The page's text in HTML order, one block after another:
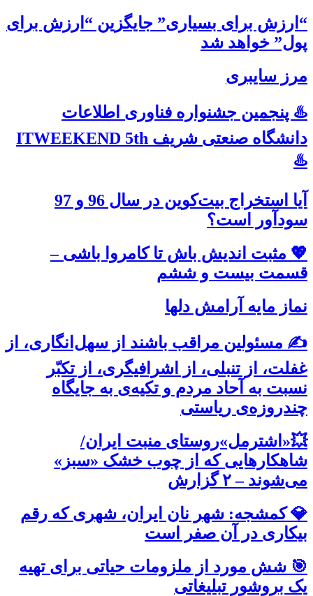
“ارزش برای بسیاری” جایگزین “ارزش برای
پول” خواهد شد
مرز سایبری
♨️ پنجمین جشنواره فناوری اطلاعات
دانشگاه صنعتی شریف ITWEEKEND 5th
♨️
آیا استخراج بیت‌کوین در سال 96 و 97
سودآور است؟
💖 مثبت اندیش باش تا کامروا باشی –
قسمت بیست و ششم
نماز مایه آرامش دلها
✍️ مسئولین مراقب باشند از سهل‌انگاری، از
غفلت، از تنبلی، از اشرافیگری، از تکبّر
نسبت به آحاد مردم و تکیه‌ی به جایگاه
چند‌روزه‌ی ریاستی
💥«اشترمل»روستای منبت ایران/
شاهکارهایی که از چوب خشک «سبز»
می‌شوند – ۲ گزارش
💎 کمشجه: شهر نان ایران، شهری که رقم
بیکاری در آن صفر است
🎯 شش مورد از ملزومات حیاتی برای تهیه
یک بروشور تبلیغاتی